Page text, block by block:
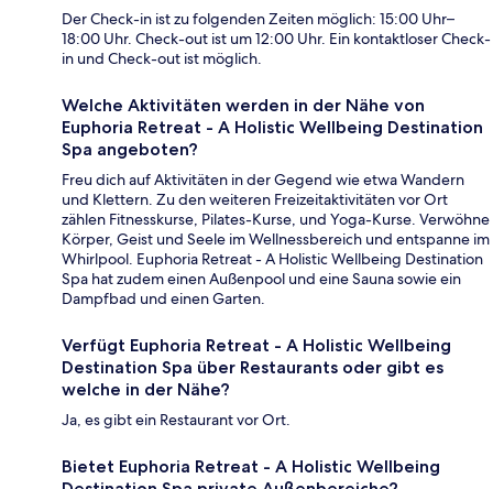
Der Check-in ist zu folgenden Zeiten möglich: 15:00 Uhr–
18:00 Uhr. Check-out ist um 12:00 Uhr. Ein kontaktloser Check-
in und Check-out ist möglich.
Welche Aktivitäten werden in der Nähe von
Euphoria Retreat - A Holistic Wellbeing Destination
Spa angeboten?
Freu dich auf Aktivitäten in der Gegend wie etwa Wandern
und Klettern. Zu den weiteren Freizeitaktivitäten vor Ort
zählen Fitnesskurse, Pilates-Kurse, und Yoga-Kurse. Verwöhne
Körper, Geist und Seele im Wellnessbereich und entspanne im
Whirlpool. Euphoria Retreat - A Holistic Wellbeing Destination
Spa hat zudem einen Außenpool und eine Sauna sowie ein
Dampfbad und einen Garten.
Verfügt Euphoria Retreat - A Holistic Wellbeing
Destination Spa über Restaurants oder gibt es
welche in der Nähe?
Ja, es gibt ein Restaurant vor Ort.
Bietet Euphoria Retreat - A Holistic Wellbeing